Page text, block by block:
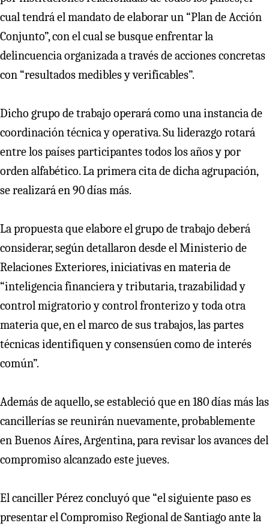
cual tendrá el mandato de elaborar un “Plan de Acción
Conjunto”, con el cual se busque enfrentar la
delincuencia organizada a través de acciones concretas
con “resultados medibles y verificables”.
Dicho grupo de trabajo operará como una instancia de
coordinación técnica y operativa. Su liderazgo rotará
entre los países participantes todos los años y por
orden alfabético. La primera cita de dicha agrupación,
se realizará en 90 días más.
La propuesta que elabore el grupo de trabajo deberá
considerar, según detallaron desde el Ministerio de
Relaciones Exteriores, iniciativas en materia de
“inteligencia financiera y tributaria, trazabilidad y
control migratorio y control fronterizo y toda otra
materia que, en el marco de sus trabajos, las partes
técnicas identifiquen y consensúen como de interés
común”.
Además de aquello, se estableció que en 180 días más las
cancillerías se reunirán nuevamente, probablemente
en Buenos Aíres, Argentina, para revisar los avances del
compromiso alcanzado este jueves.
El canciller Pérez concluyó que “el siguiente paso es
presentar el Compromiso Regional de Santiago ante la